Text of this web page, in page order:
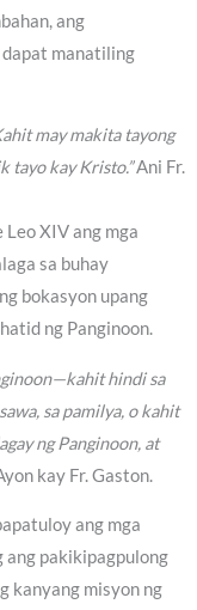
ang
manatiling
may makita tayong
tayo kay Kristo.”Ani Fr.
XIV ang mga
sa buhay
bokasyon upang
ng Panginoon.
hindi sa
sa pamilya, o kahit
ng Panginoon, at
kay Fr. Gaston.
ang mga
ang pakikipagpulong
kanyang misyon ng